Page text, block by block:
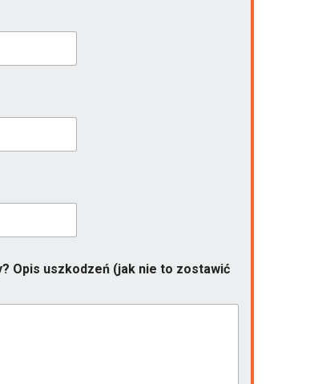
Opis uszkodzeń (jak nie to zostawić